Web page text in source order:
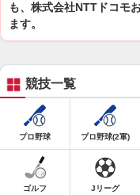
も、株式会社NTTドコモ
ます。
競技一覧
プロ野球 プロ野球(2軍)
ゴルフ Jリーグ